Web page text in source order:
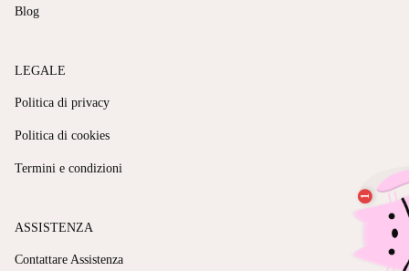
Blog
LEGALE
Politica di privacy
Politica di cookies
Termini e condizioni
ASSISTENZA
Contattare Assistenza